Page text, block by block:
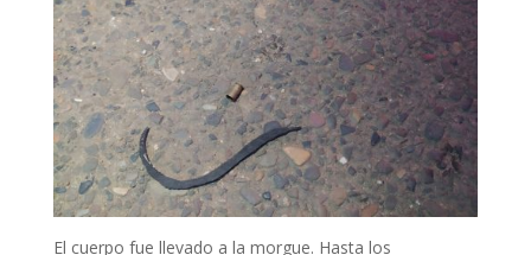
El cuerpo fue llevado a la morgue. Hasta los